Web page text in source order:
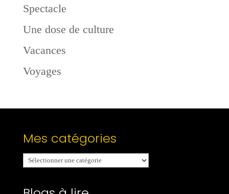
Spectacle
Une dose de culture
Vacances
Voyages
Mes catégories
Mes
catégories